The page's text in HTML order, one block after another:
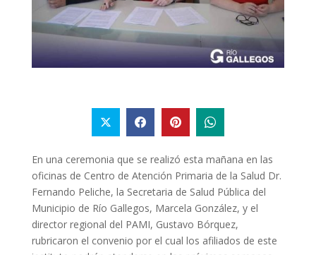
En una ceremonia que se realizó esta mañana en las
oficinas de Centro de Atención Primaria de la Salud Dr.
Fernando Peliche, la Secretaria de Salud Pública del
Municipio de Río Gallegos, Marcela González, y el
director regional del PAMI, Gustavo Bórquez,
rubricaron el convenio por el cual los afiliados de este